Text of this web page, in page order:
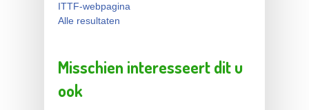
ITTF-webpagina
Alle resultaten
Misschien interesseert dit u
ook